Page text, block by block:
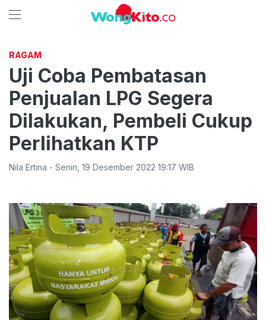
RAGAM
Uji Coba Pembatasan
Penjualan LPG Segera
Dilakukan, Pembeli Cukup
Perlihatkan KTP
Nila Ertina - Senin 19 Desember 2022 19:17 WIB